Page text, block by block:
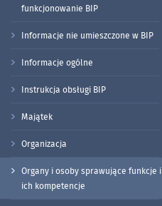
funkcjonowanie BIP
Informacje nie umieszczone w BIP
Informacje ogólne
Instrukcja obsługi BIP
Majątek
Organizacja
Organy i osoby sprawujące funkcje i
ich kompetencje